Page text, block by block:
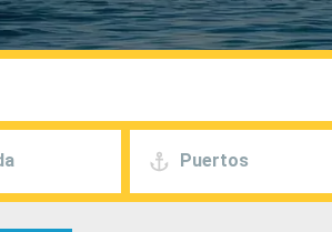
Puertos